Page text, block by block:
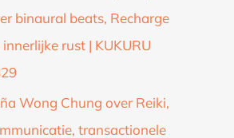
binaural beats, Recharge
innerlijke rust | KUKURU
Wong Chung over Reiki,
transactionele